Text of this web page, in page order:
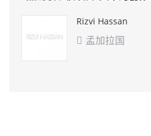
Rizvi Hassan
 孟加拉国